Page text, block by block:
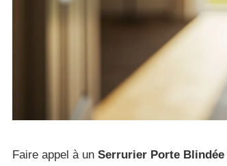
Faire appel à un Serrurier Porte Blindée